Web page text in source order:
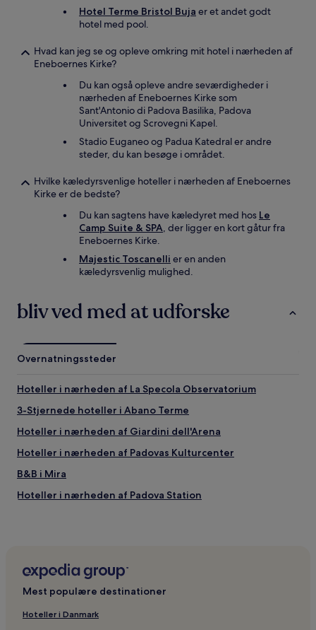
Hotel Terme Bristol Buja er et andet godt
hotel med pool.
Hvad kan jeg se og opleve omkring mit hotel i nærheden af
Eneboernes Kirke?
Du kan også opleve andre seværdigheder i
nærheden af Eneboernes Kirke som
Sant'Antonio di Padova Basilika, Padova
Universitet og Scrovegni Kapel.
Stadio Euganeo og Padua Katedral er andre
steder, du kan besøge i området.
Hvilke kæledyrsvenlige hoteller i nærheden af Eneboernes
Kirke er de bedste?
Du kan sagtens have kæledyret med hos Le
Camp Suite & SPA, der ligger en kort gåtur fra
Eneboernes Kirke.
Majestic Toscanelli er en anden
kæledyrsvenlig mulighed.
bliv ved med at udforske
Overnatningssteder
Hoteller i nærheden af La Specola Observatorium
3-Stjernede hoteller i Abano Terme
Hoteller i nærheden af Giardini dell'Arena
Hoteller i nærheden af Padovas Kulturcenter
B&B i Mira
Hoteller i nærheden af Padova Station
Billige hoteller i Marghera
Hoteller i nærheden af Palazzo di Giustizia di Padova
Hoteller i nærheden af Prato della Valle
Mest populære destinationer
Hoteller i Danmark